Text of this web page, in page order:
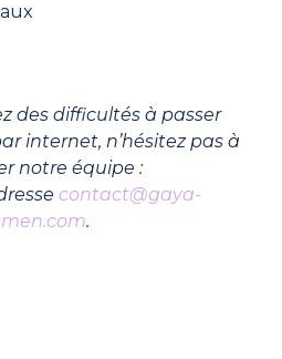
des difficultés à passer
internet, n’hésitez pas à
notre équipe :
contact@gaya-
.